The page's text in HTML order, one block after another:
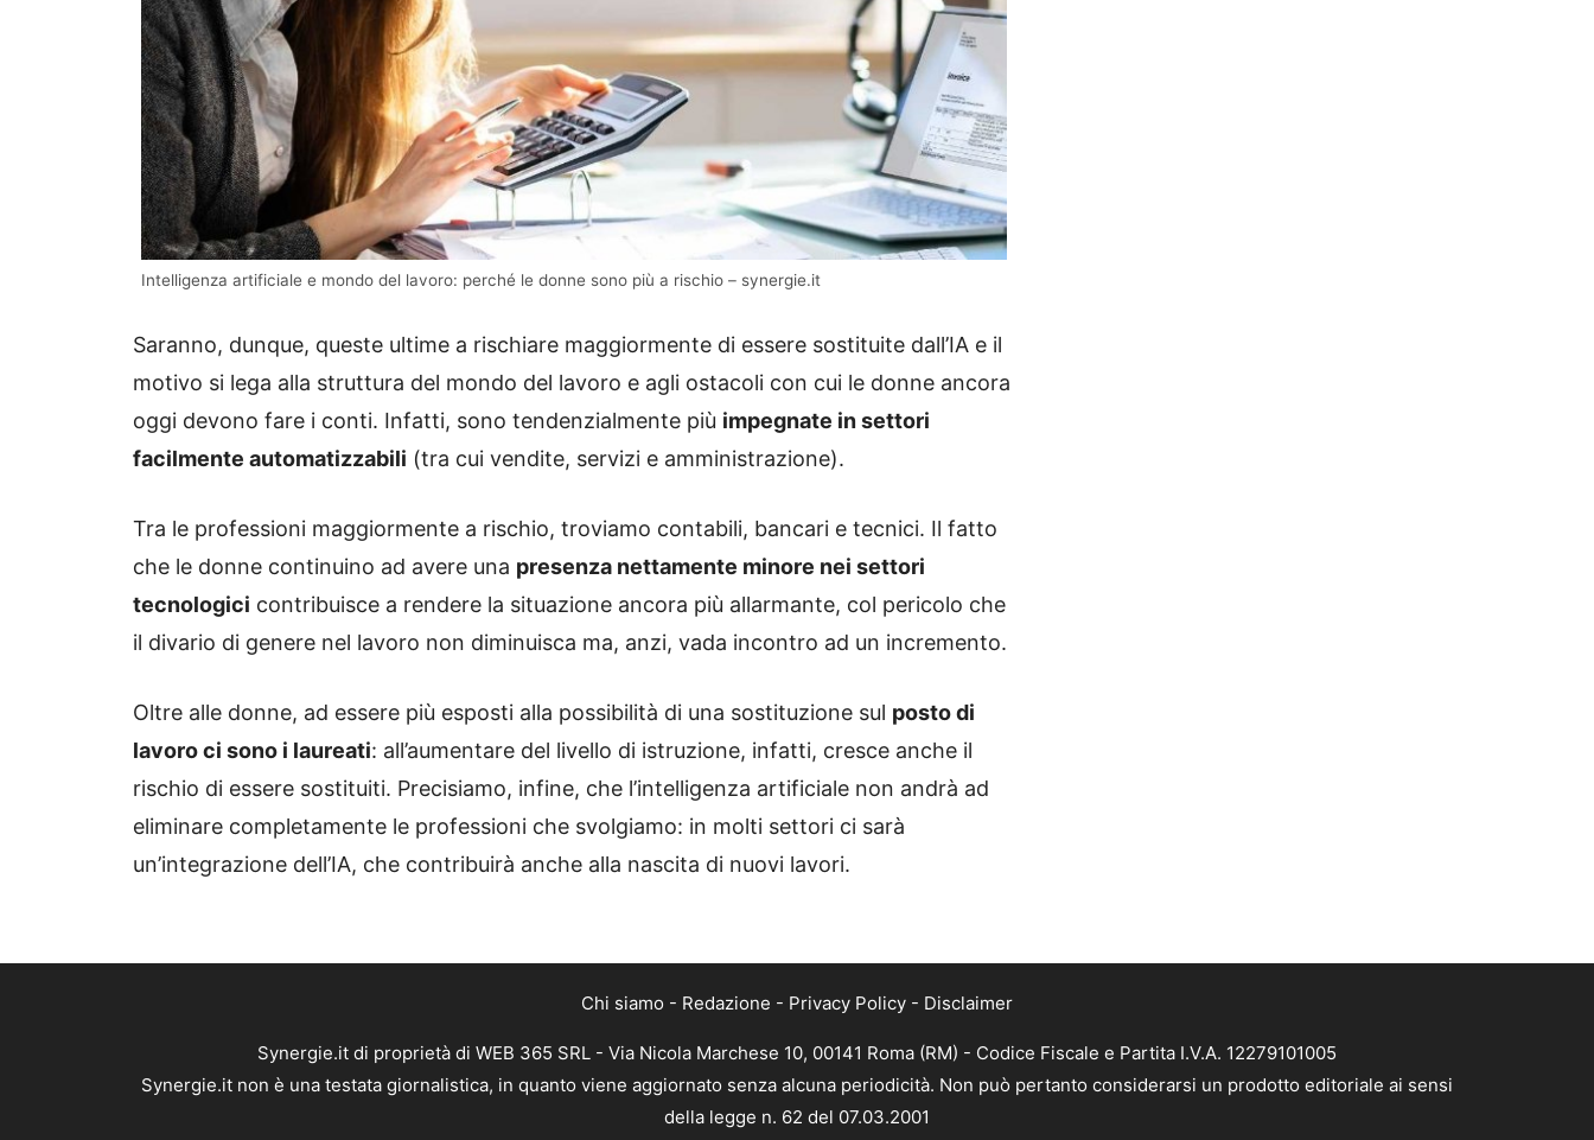
Intelligenza artificiale e mondo del lavoro: perché le donne sono più a rischio – synergie.it
Saranno, dunque, queste ultime a rischiare maggiormente di essere sostituite dall’IA e il
motivo si lega alla struttura del mondo del lavoro e agli ostacoli con cui le donne ancora
oggi devono fare i conti. Infatti, sono tendenzialmente più impegnate in settori
facilmente automatizzabili (tra cui vendite, servizi e amministrazione).
Tra le professioni maggiormente a rischio, troviamo contabili, bancari e tecnici. Il fatto
che le donne continuino ad avere una presenza nettamente minore nei settori
tecnologici contribuisce a rendere la situazione ancora più allarmante, col pericolo che
il divario di genere nel lavoro non diminuisca ma, anzi, vada incontro ad un incremento.
Oltre alle donne, ad essere più esposti alla possibilità di una sostituzione sul posto di
lavoro ci sono i laureati: all’aumentare del livello di istruzione, infatti, cresce anche il
rischio di essere sostituiti. Precisiamo, infine, che l’intelligenza artificiale non andrà ad
eliminare completamente le professioni che svolgiamo: in molti settori ci sarà
un’integrazione dell’IA, che contribuirà anche alla nascita di nuovi lavori.
Chi siamo - Redazione - Privacy Policy - Disclaimer
Synergie.it di proprietà di WEB 365 SRL - Via Nicola Marchese 10, 00141 Roma (RM) - Codice Fiscale e Partita I.V.A. 12279101005
Synergie.it non è una testata giornalistica, in quanto viene aggiornato senza alcuna periodicità. Non può pertanto considerarsi un prodotto editoriale ai sensi
della legge n. 62 del 07.03.2001